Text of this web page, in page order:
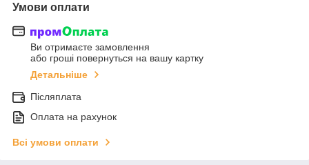
Умови оплати
Ви отримаєте замовлення
або гроші повернуться на вашу картку
Детальніше
Післяплата
Оплата на рахунок
Всі умови оплати